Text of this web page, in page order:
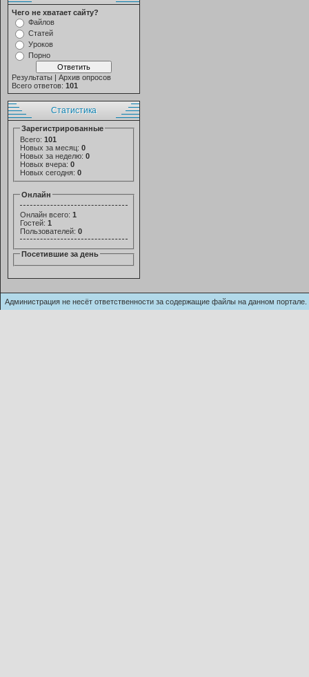
Чего не хватает сайту?
Файлов
Статей
Уроков
Порно
Результаты | Архив опросов
Всего ответов: 101
Статистика
Зарегистрированные
Всего: 101
Новых за месяц: 0
Новых за неделю: 0
Новых вчера: 0
Новых сегодня: 0
Онлайн
Онлайн всего: 1
Гостей: 1
Пользователей: 0
Посетившие за день
Администрация не несёт ответственности за содержащие файлы на данном